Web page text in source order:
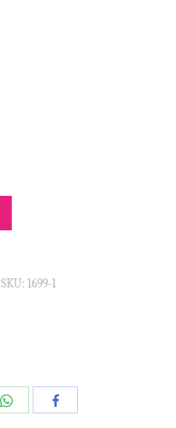
SKU: 1699-1
Share
Share